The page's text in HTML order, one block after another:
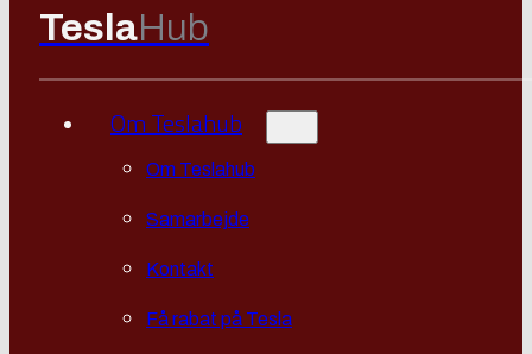
TeslaHub
Om Teslahub
Om Teslahub
Samarbejde
Kontakt
Få rabat på Tesla